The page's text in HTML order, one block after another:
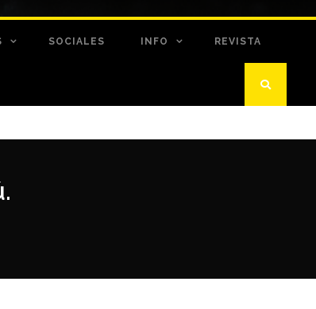
SOCIALES INFO REVISTA